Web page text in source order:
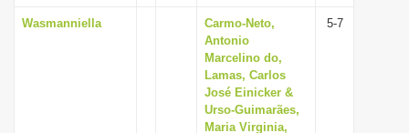
Wasmanniella
Carmo-Neto,
Antonio
Marcelino do,
Lamas, Carlos
José Einicker &
Urso-Guimarães,
Maria Virginia,
5-7